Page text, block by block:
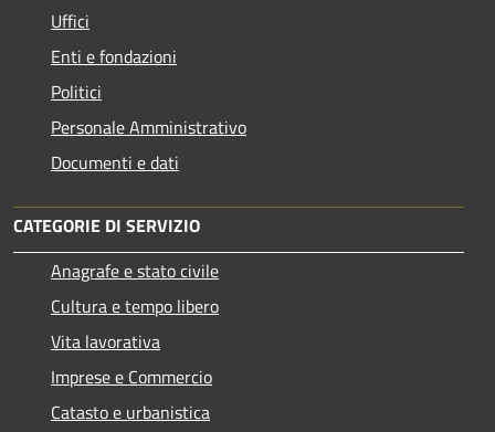
Uffici
Enti e fondazioni
Politici
Personale Amministrativo
Documenti e dati
CATEGORIE DI SERVIZIO
Anagrafe e stato civile
Cultura e tempo libero
Vita lavorativa
Imprese e Commercio
Catasto e urbanistica